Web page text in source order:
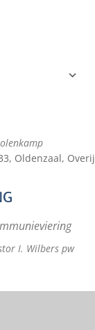
Oldenzaal,
I. Wilbers pw